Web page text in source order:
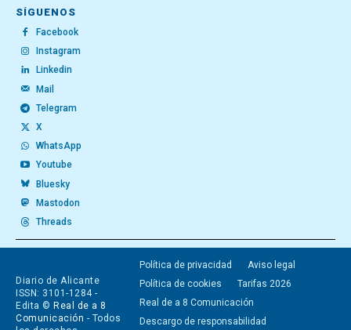
SÍGUENOS
Facebook
Instagram
Linkedin
Mail
Telegram
X
WhatsApp
Youtube
Bluesky
Mastodon
Threads
Diario de Alicante
ISSN: 3101-1284 -
Edita © Real de a 8
Comunicación - Todos
Política de privacidad
Aviso legal
Política de cookies
Tarifas 2026
Real de a 8 Comunicación
Descargo de responsabilidad